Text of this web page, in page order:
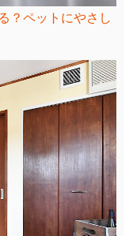
？ペットにやさし